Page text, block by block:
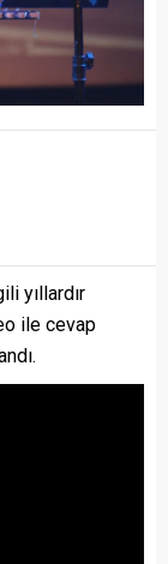
yıllardır
ile cevap